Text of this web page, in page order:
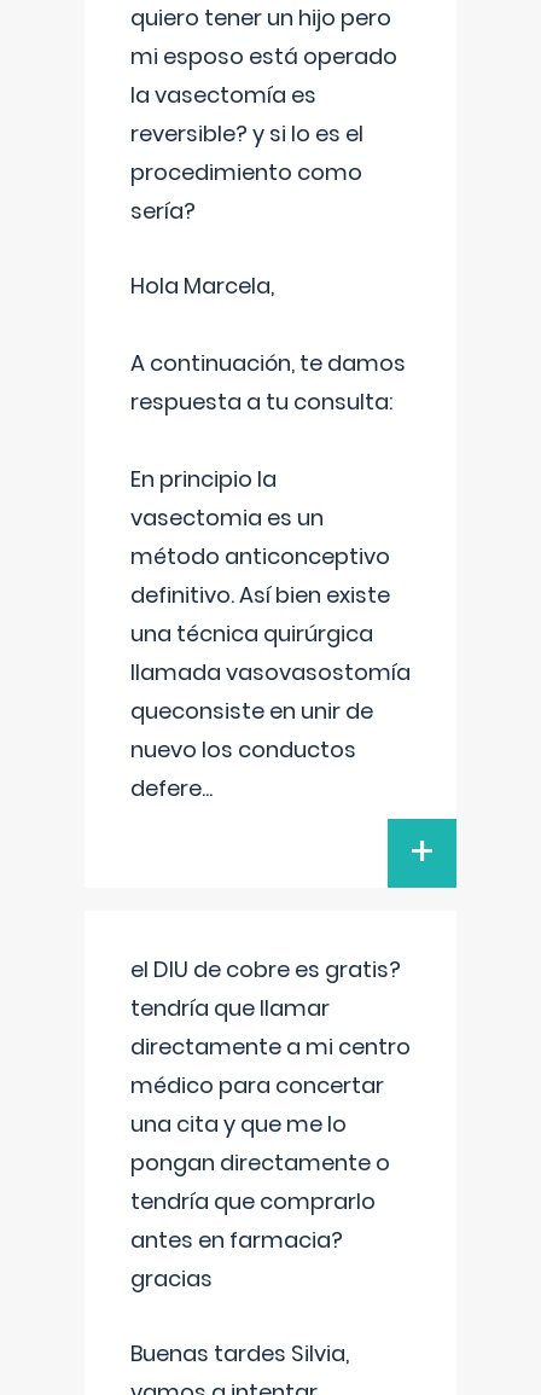
quiero tener un hijo pero
mi esposo está operado
la vasectomía es
reversible? y si lo es el
procedimiento como
sería?
Hola Marcela,
A continuación, te damos
respuesta a tu consulta:
En principio la
vasectomia es un
método anticonceptivo
definitivo. Así bien existe
una técnica quirúrgica
llamada vasovasostomía
queconsiste en unir de
nuevo los conductos
defere...
+
el DIU de cobre es gratis?
tendría que llamar
directamente a mi centro
médico para concertar
una cita y que me lo
pongan directamente o
tendría que comprarlo
antes en farmacia?
gracias
Buenas tardes Silvia,